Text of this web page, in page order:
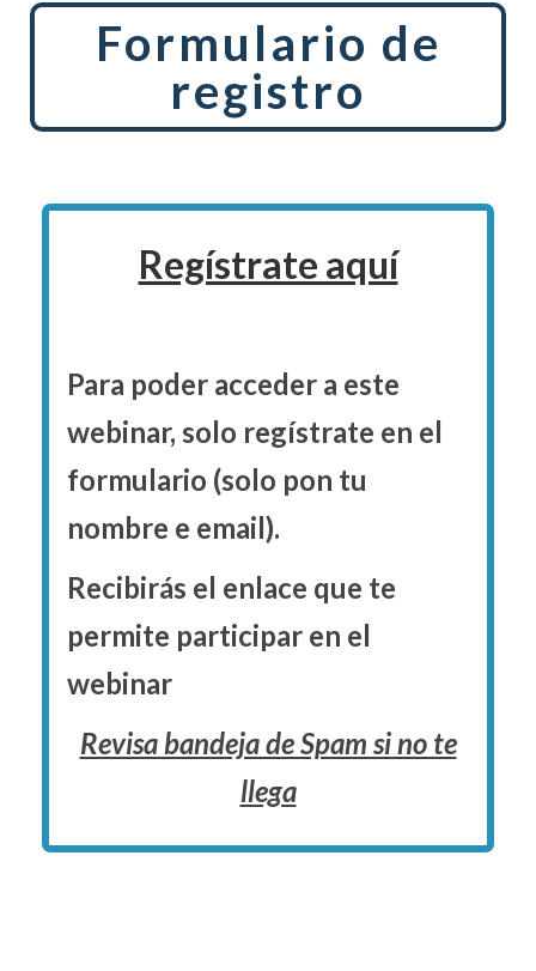
Formulario de
registro
Regístrate aquí
Para poder acceder a este
webinar, solo regístrate en el
formulario (solo pon tu
nombre e email).
Recibirás el enlace que te
permite participar en el
webinar
Revisa bandeja de Spam si no te
llega